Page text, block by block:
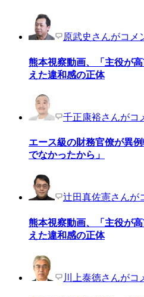
原武史さんがコメ
熊本視察動画、「主役が
えた違和感の正体
千正康裕さんがコ
エース級の財務官僚が異
でなかったから」
辻田真佐憲さんが
熊本視察動画、「主役が
えた違和感の正体
川上泰徳さんがコ